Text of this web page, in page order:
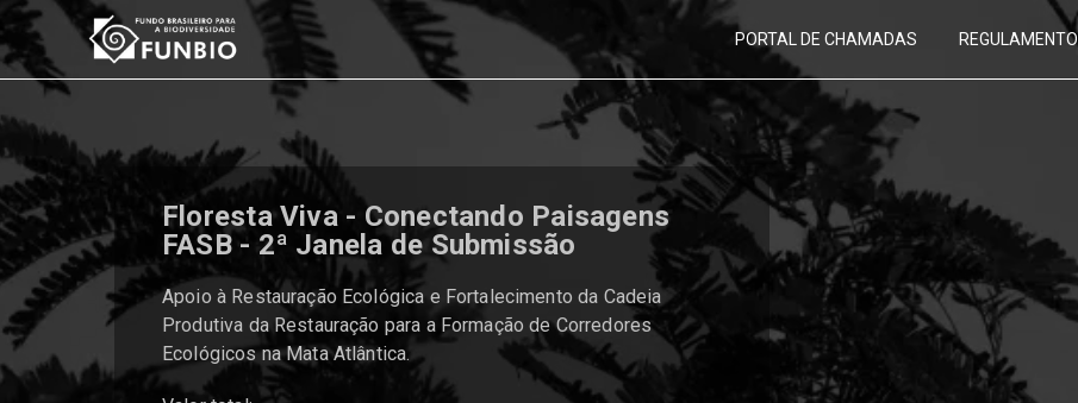
PORTAL DE CHAMADAS REGULAMENTO
Floresta Viva - Conectando Paisagens
FASB - 2ª Janela de Submissão
Apoio à Restauração Ecológica e Fortalecimento da Cadeia
Produtiva da Restauração para a Formação de Corredores
Ecológicos na Mata Atlântica.